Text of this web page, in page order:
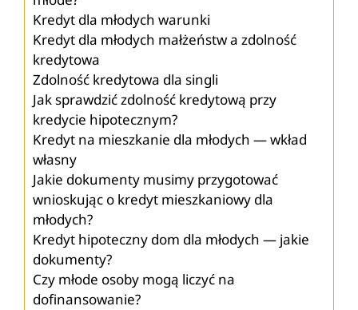
Kredyt dla młodych warunki
Kredyt dla młodych małżeństw a zdolność
kredytowa
Zdolność kredytowa dla singli
Jak sprawdzić zdolność kredytową przy
kredycie hipotecznym?
Kredyt na mieszkanie dla młodych — wkład
własny
Jakie dokumenty musimy przygotować
wnioskując o kredyt mieszkaniowy dla
młodych?
Kredyt hipoteczny dom dla młodych — jakie
dokumenty?
Czy młode osoby mogą liczyć na
dofinansowanie?